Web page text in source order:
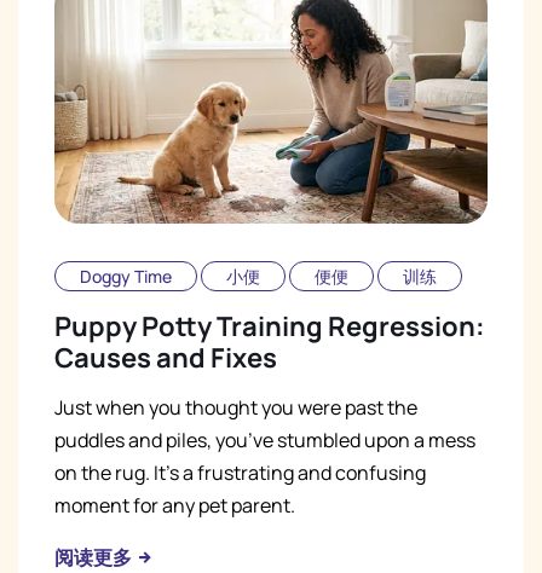
Doggy Time 小便 便便 训练
Puppy Potty Training Regression:
Causes and Fixes
Just when you thought you were past the
puddles and piles, you’ve stumbled upon a mess
on the rug. It’s a frustrating and confusing
moment for any pet parent.
阅读更多